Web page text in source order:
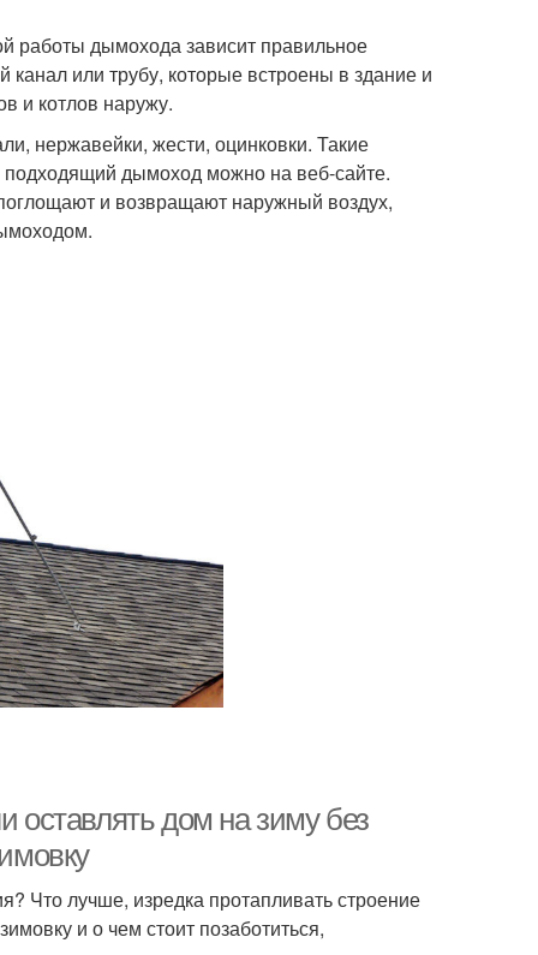
работы дымохода зависит правильное
или трубу, которые встроены в здание и
и котлов наружу.
нержавейки, жести, оцинковки. Такие
подходящий дымоход можно на веб-сайте.
и возвращают наружный воздух,
оставлять дом на зиму без
Что лучше, изредка протапливать строение
и о чем стоит позаботиться,